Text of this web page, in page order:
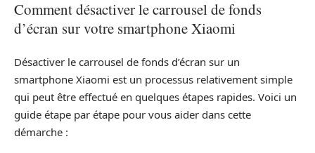
Comment désactiver le carrousel de fonds
d’écran sur votre smartphone Xiaomi
Désactiver le carrousel de fonds d’écran sur un
smartphone Xiaomi est un processus relativement simple
qui peut être effectué en quelques étapes rapides. Voici un
guide étape par étape pour vous aider dans cette
démarche :